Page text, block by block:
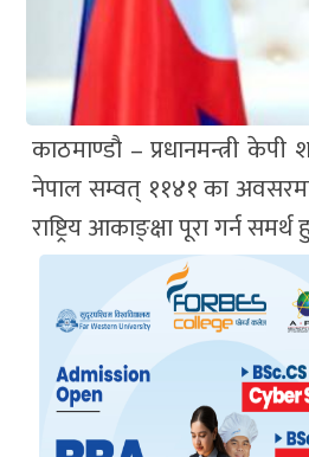
काठमाण्डौ – प्रधानमन्त्री
नेपाल सम्वत् ११४१ का
राष्ट्रिय आकाङ्क्षा पूरा गर्न